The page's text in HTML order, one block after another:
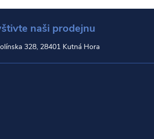
naši prodejnu
328, 28401 Kutná Hora